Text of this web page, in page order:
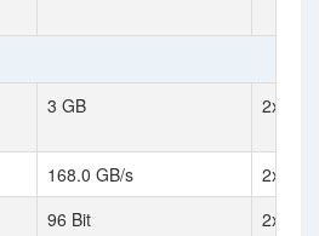
3 GB 2x 512
168.0 GB/s
2x
96 Bit 2x 256